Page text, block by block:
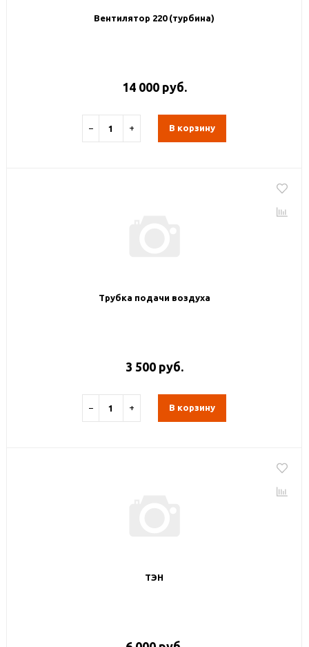
Вентилятор 220 (турбина)
14 000 руб.
− + В корзину
Трубка подачи воздуха
3 500 руб.
− + В корзину
ТЭН